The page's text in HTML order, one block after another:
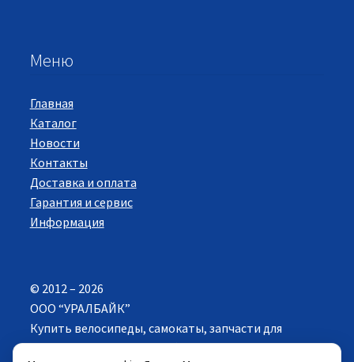
Меню
Главная
Каталог
Новости
Контакты
Доставка и оплата
Гарантия и сервис
Информация
© 2012 – 2026
ООО “УРАЛБАЙК”
Купить велосипеды, самокаты, запчасти для
велосипедов в Екатеринбурге. Все права